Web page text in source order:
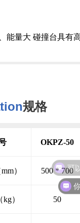
能量大 碰撞台具有
规格
OKPZ-50
） 500 * 700
） 50